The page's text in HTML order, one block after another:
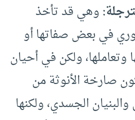
وهي قد تأخذ
في بعض صفاتها أو
وتعاملها، ولكن في أحيان
صارخة الأنوثة من
الجسدي، ولكنها